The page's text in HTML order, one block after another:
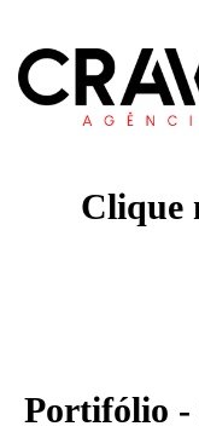
Clique
Portifólio -